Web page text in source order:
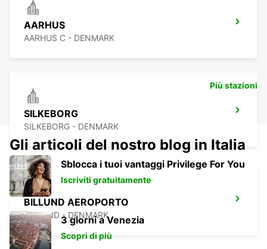
AARHUS
AARHUS C - DENMARK
SILKEBORG
SILKEBORG - DENMARK
BILLUND AEROPORTO
BILLUND - DENMARK
Più stazioni
Gli articoli del nostro blog in Italia
Sblocca i tuoi vantaggi Privilege For You
Iscriviti gratuitamente
3 giorni a Venezia
Scopri di più